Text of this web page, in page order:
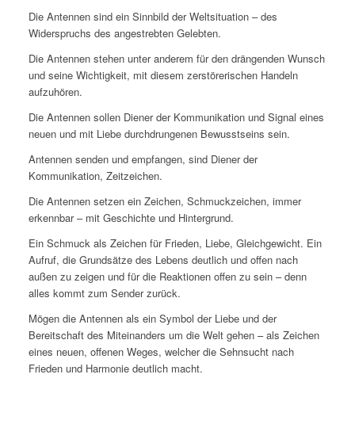
Die Antennen sind ein Sinnbild der Weltsituation – des
Widerspruchs des angestrebten Gelebten.
Die Antennen stehen unter anderem für den drängenden Wunsch
und seine Wichtigkeit, mit diesem zerstörerischen Handeln
aufzuhören.
Die Antennen sollen Diener der Kommunikation und Signal eines
neuen und mit Liebe durchdrungenen Bewusstseins sein.
Antennen senden und empfangen, sind Diener der
Kommunikation, Zeitzeichen.
Die Antennen setzen ein Zeichen, Schmuckzeichen, immer
erkennbar – mit Geschichte und Hintergrund.
Ein Schmuck als Zeichen für Frieden, Liebe, Gleichgewicht. Ein
Aufruf, die Grundsätze des Lebens deutlich und offen nach
außen zu zeigen und für die Reaktionen offen zu sein – denn
alles kommt zum Sender zurück.
Mögen die Antennen als ein Symbol der Liebe und der
Bereitschaft des Miteinanders um die Welt gehen – als Zeichen
eines neuen, offenen Weges, welcher die Sehnsucht nach
Frieden und Harmonie deutlich macht.